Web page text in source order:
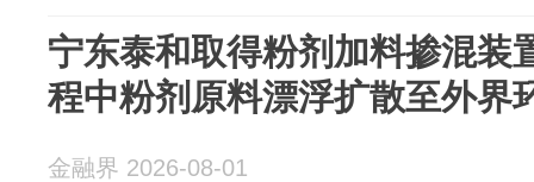
宁东泰和取得粉剂加料掺混装
程中粉剂原料漂浮扩散至外界
金融界 2026-08-01